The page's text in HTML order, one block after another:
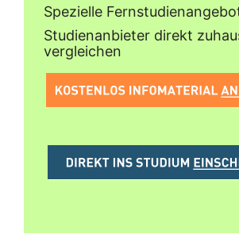
Spezielle
Studienanbieter direkt
vergleichen